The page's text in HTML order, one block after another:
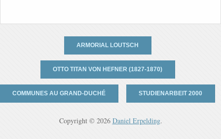
ARMORIAL LOUTSCH
OTTO TITAN VON HEFNER (1827-1870)
COMMUNES AU GRAND-DUCHÉ STUDIENARBEIT 2000
Copyright © 2026 Daniel Erpelding.